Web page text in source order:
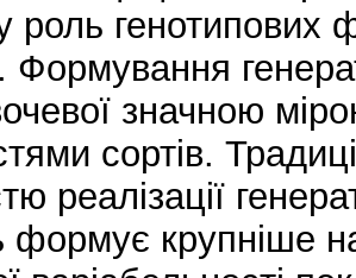
роль генотипових
Формування
значною
сортів.
реалізації
крупніше